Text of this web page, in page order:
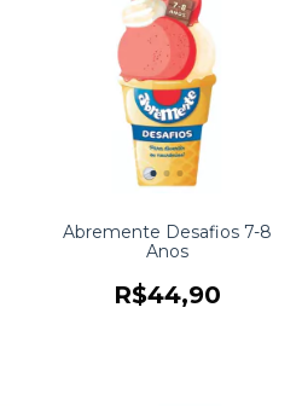
Abremente Desafios 7-8
Anos
R$44,90